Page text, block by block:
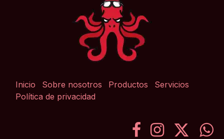
Inicio Sobre nosotros Productos
Servicios
Política de privacidad